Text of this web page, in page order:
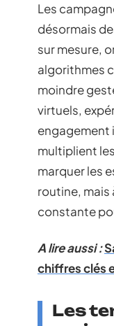
Les
désormais
sur mesure,
algorithmes
moindre
virtuels,
engagement
multiplient
marquer les
routine, mais
constante
A lire aussi :
chiffres clés
Les